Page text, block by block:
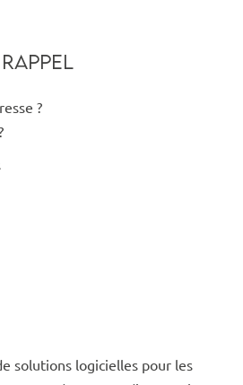
?
solutions logicielles pour les